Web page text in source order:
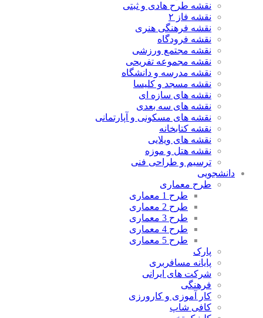
نقشه طرح هادی و ثبتی
نقشه فاز ۲
نقشه فرهنگی هنری
نقشه فرودگاه
نقشه مجتمع ورزشی
نقشه مجموعه تفریحی
نقشه مدرسه و دانشگاه
نقشه مسجد و کلیسا
نقشه های سازه ای
نقشه های سه بعدی
نقشه های مسکونی و آپارتمانی
نقشه کتابخانه
نقشه های ویلایی
نقشه هتل و موزه
ترسیم و طراحی فنی
دانشجویی
طرح معماری
طرح 1 معماری
طرح 2 معماری
طرح 3 معماری
طرح 4 معماری
طرح 5 معماری
پارک
پایانه مسافربری
شرکت های ایرانی
فرهنگی
کار آموزی و کارورزی
کافی شاپ